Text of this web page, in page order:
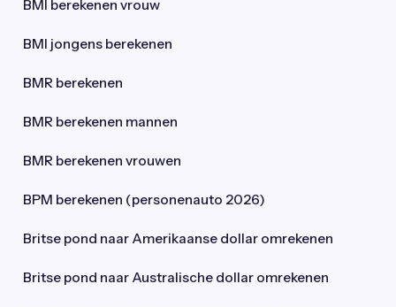
BMI berekenen vrouw
BMI jongens berekenen
BMR berekenen
BMR berekenen mannen
BMR berekenen vrouwen
BPM berekenen (personenauto 2026)
Britse pond naar Amerikaanse dollar omrekenen
Britse pond naar Australische dollar omrekenen